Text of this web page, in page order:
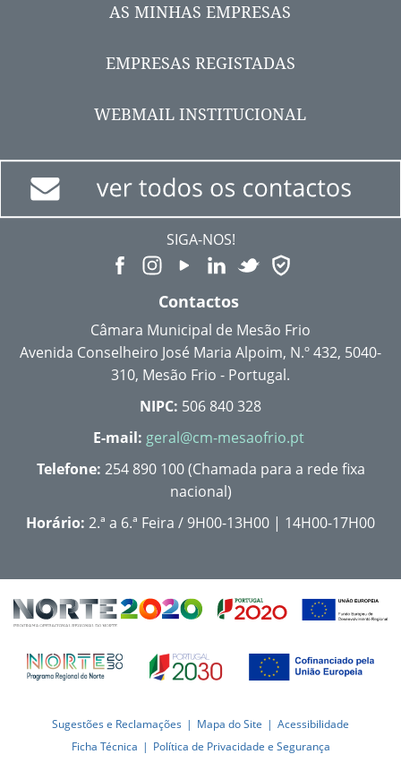
AS MINHAS EMPRESAS
EMPRESAS REGISTADAS
WEBMAIL INSTITUCIONAL
SIGA-NOS!
Contactos
Câmara Municipal de Mesão Frio
Avenida Conselheiro José Maria Alpoim, N.º 432, 5040-
310, Mesão Frio - Portugal.
NIPC: 506 840 328
E-mail: geral@cm-mesaofrio.pt
Telefone: 254 890 100 (Chamada para a rede fixa
nacional)
Horário: 2.ª a 6.ª Feira / 9H00-13H00 | 14H00-17H00
Sugestões e Reclamações Mapa do Site
Acessibilidade
Ficha Técnica
Política de Privacidade e Segurança